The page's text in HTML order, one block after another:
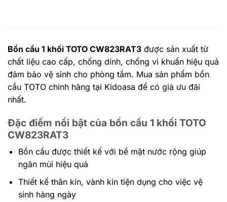
Bồn cầu 1 khối TOTO CW823RAT3 được sản xuất từ
chất liệu cao cấp, chống dính, chống vi khuẩn hiệu quả
đảm bảo vệ sinh cho phòng tắm. Mua sản phẩm bồn
cầu TOTO chính hãng tại Kidoasa để có giá ưu đãi
nhất.
Đặc điểm nổi bật của bồn cầu 1 khối TOTO
CW823RAT3
Bồn cầu được thiết kế với bề mặt nước rộng giúp
ngăn mùi hiệu quả
Thiết kế thân kín, vành kín tiện dụng cho việc vệ
sinh hàng ngày